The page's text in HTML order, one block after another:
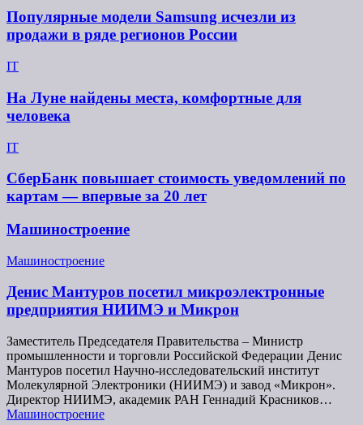
Популярные модели Samsung исчезли из
продажи в ряде регионов России
IT
На Луне найдены места, комфортные для
человека
IT
СберБанк повышает стоимость уведомлений по
картам — впервые за 20 лет
Машиностроение
Машиностроение
Денис Мантуров посетил микроэлектронные
предприятия НИИМЭ и Микрон
Заместитель Председателя Правительства – Министр
промышленности и торговли Российской Федерации Денис
Мантуров посетил Научно-исследовательский институт
Молекулярной Электроники (НИИМЭ) и завод «Микрон».
Директор НИИМЭ, академик РАН Геннадий Красников…
Машиностроение